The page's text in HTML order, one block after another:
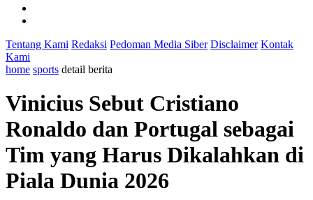
Tentang Kami Redaksi Pedoman Media Siber Disclaimer Kontak
Kami
home sports detail berita
Vinicius Sebut Cristiano
Ronaldo dan Portugal sebagai
Tim yang Harus Dikalahkan di
Piala Dunia 2026